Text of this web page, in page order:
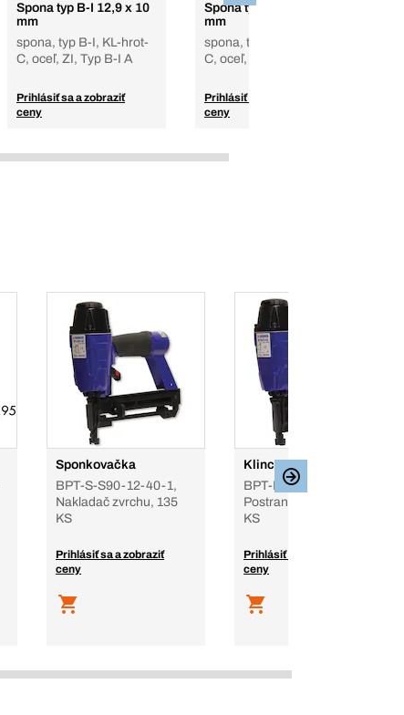
Spona typ B-I 12,9 x 10
mm
spona, typ B-I, KL-hrot-
C, oceľ, ZI, Typ B-I A
Prihlásiť sa a zobraziť
ceny
Spona typ B-I 12,9 x 12
mm
spona, typ B-I, KL-hrot-
C, oceľ, ZI, Typ B-I A
Prihlásiť sa a zobraziť
ceny
Sponkovačka
BPT-S-S90-12-40-1,
Nakladač zvrchu, 135
KS
Prihlásiť sa a zobraziť
ceny
Klincovačka
BPT-B-B12-15-50-1,
Postranný zásobník, 110
KS
Prihlásiť sa a zobraziť
ceny